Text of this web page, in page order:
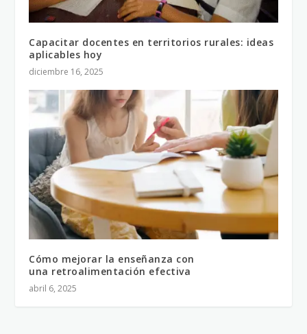
Capacitar docentes en territorios rurales: ideas
aplicables hoy
diciembre 16, 2025
Cómo mejorar la enseñanza con
una retroalimentación efectiva
abril 6, 2025